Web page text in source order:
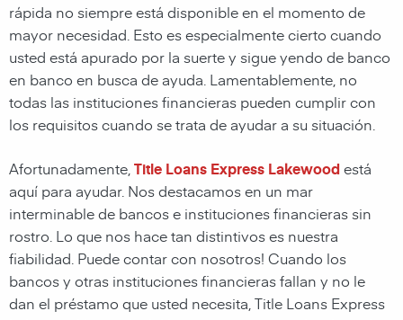
rápida no siempre está disponible en el momento de
mayor necesidad. Esto es especialmente cierto cuando
usted está apurado por la suerte y sigue yendo de banco
en banco en busca de ayuda. Lamentablemente, no
todas las instituciones financieras pueden cumplir con
los requisitos cuando se trata de ayudar a su situación.
Afortunadamente, Title Loans Express Lakewoodestá
aquí para ayudar. Nos destacamos en un mar
interminable de bancos e instituciones financieras sin
rostro. Lo que nos hace tan distintivos es nuestra
fiabilidad. Puede contar con nosotros! Cuando los
bancos y otras instituciones financieras fallan y no le
dan el préstamo que usted necesita, Title Loans Express